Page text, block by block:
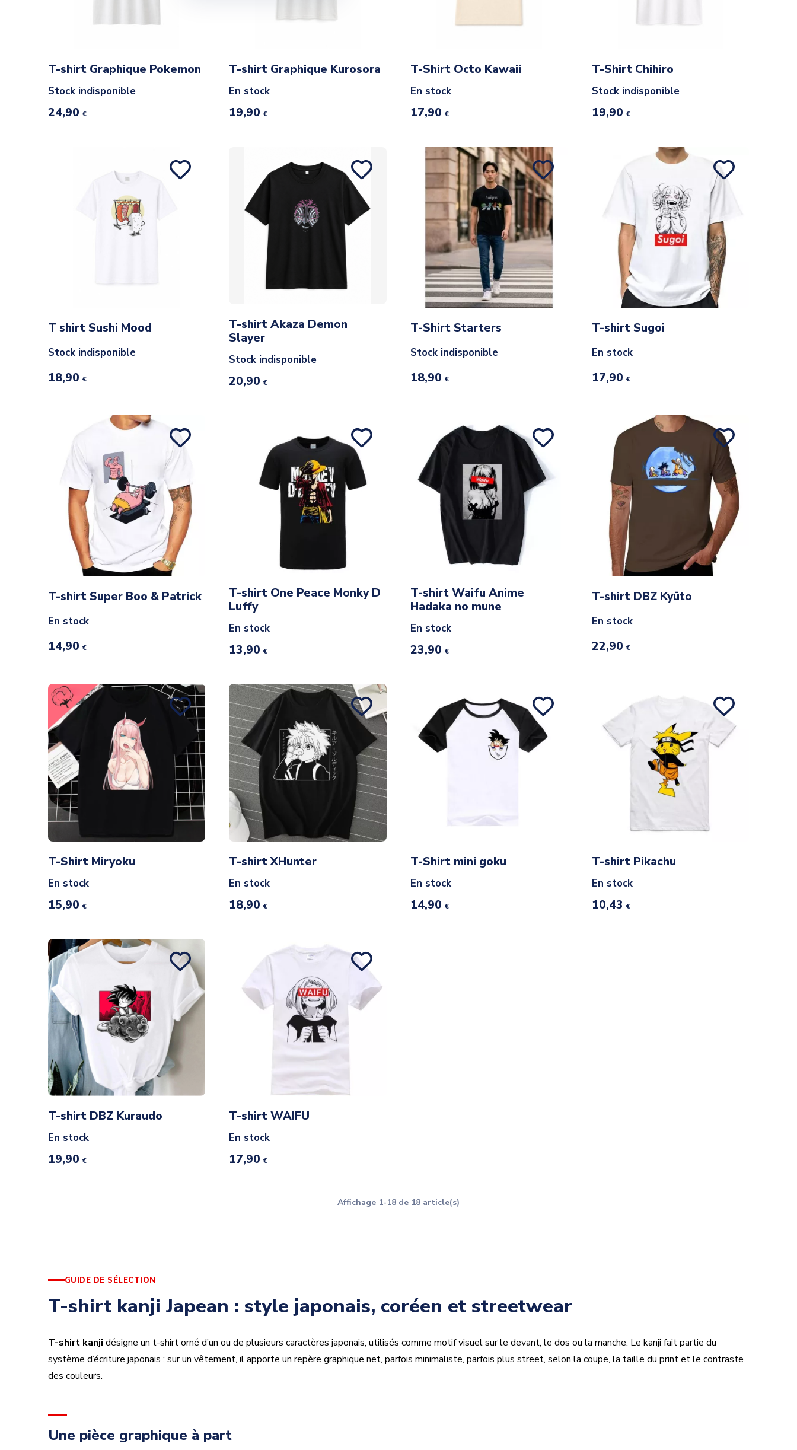
T-shirt Graphique Pokemon
Stock indisponible
24,90 €
T-shirt Graphique Kurosora
En stock
19,90€
T-Shirt Octo Kawaii
En stock
17,90€
T-Shirt Chihiro
Stock indisponible
19,90 €
T shirt Sushi Mood
Stock indisponible
18,90 €
T-shirt Akaza Demon
Slayer
Stock indisponible
20,90€
T-Shirt Starters
Stock indisponible
18,90€
T-shirt Sugoi
En stock
17,90 €
T-shirt Super Boo & Patrick
En stock
14,90 €
T-shirt One Peace Monky D
Luffy
En stock
13,90€
T-shirt Waifu Anime
Hadaka no mune
En stock
23,90€
T-shirt DBZ Kyūto
En stock
22,90 €
T-Shirt Miryoku
En stock
15,90 €
T-shirt XHunter
En stock
18,90€
T-Shirt mini goku
En stock
14,90€
T-shirt Pikachu
En stock
10,43 €
T-shirt DBZ Kuraudo
En stock
19,90 €
T-shirt WAIFU
En stock
17,90€
Affichage 1-18 de 18 article(s)
GUIDE DE SÉLECTION
T-shirt kanji Japean : style japonais, coréen et streetwear
T-shirt kanji désigne un t-shirt orné d’un ou de plusieurs caractères japonais, utilisés comme motif visuel sur le devant, le dos ou la manche. Le kanji fait partie du
système d’écriture japonais ; sur un vêtement, il apporte un repère graphique net, parfois minimaliste, parfois plus street, selon la coupe, la taille du print et le contraste
des couleurs.
Une pièce graphique à part